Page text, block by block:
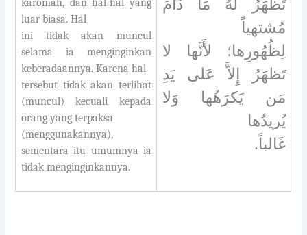
karomah, dan hal-hal yang
luar biasa. Hal
ini tidak akan muncul
selama ia menginginkan
keberadaannya. Karena hal
tersebut tidak akan terlihat
(muncul) kecuali kepada
orang yang terpaksa
(menggunakannya),
sementara itu umumnya ia
tidak menginginkannya.
تَظهَرُ لَهُ مَا دَامَ
مُشتهياً
لِظُهُورِها؛ لأَنَّها لا
تَظهَرُ إِلاَّ عَلى يَدِ
مَن يَكرَهُها وَلا
يُريدُها
غَالباً.